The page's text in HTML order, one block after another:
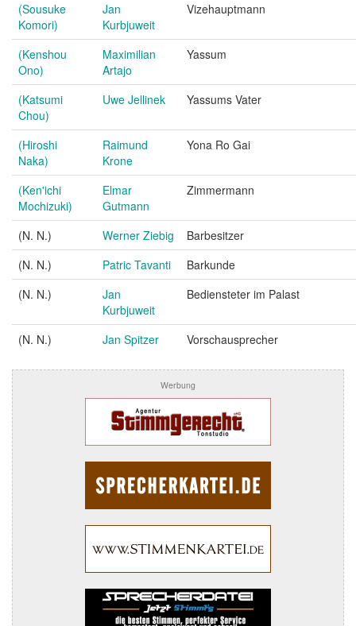
(Sousuke
Komori)
Jan
Kurbjuweit
Vizehauptmann
(Kenshou
Ono)
Maximilian
Artajo
Yassum
(Katsumi
Chou)
Uwe Jellinek Yassums Vater
(Hiroshi
Naka)
Raimund
Krone
Yona Ro Gai
(Ken'ichi
Mochizuki)
Elmar
Gutmann
Zimmermann
(N. N.) Werner Ziebig
Barbesitzer
(N. N.)
Patric Tavanti
Barkunde
(N. N.)
Jan
Kurbjuweit
Bediensteter im Palast
(N. N.) Jan Spitzer Vorschausprecher
Werbung